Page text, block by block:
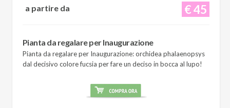
€ 45
a partire da
Pianta da regalare per Inaugurazione
Pianta da regalare per Inaugurazione: orchidea phalaenopsys
dal decisivo colore fucsia per fare un deciso in bocca al lupo!